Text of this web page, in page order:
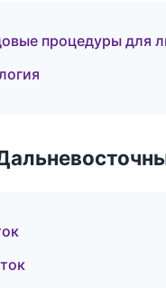
процедуры для